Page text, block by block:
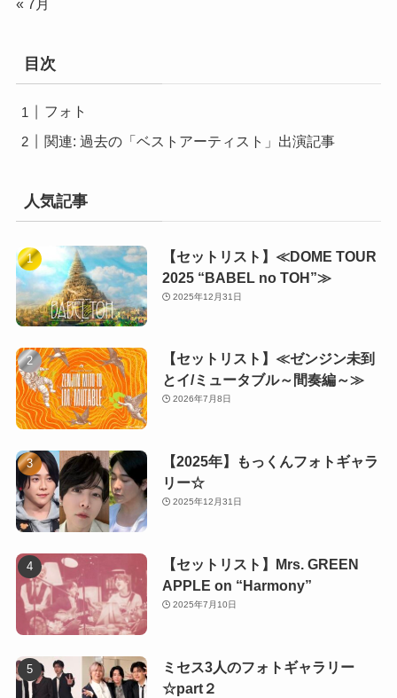
目次
フォト
関連: 過去の「ベストアーティスト」出演記事
人気記事
【セットリスト】≪DOME TOUR
2025 “BABEL no TOH”≫
2025年12月31日
【セットリスト】≪ゼンジン未到
とイ/ミュータブル～間奏編～≫
2026年7月8日
【2025年】もっくんフォトギャラ
リー☆
2025年12月31日
【セットリスト】Mrs. GREEN
APPLE on “Harmony”
2025年7月10日
ミセス3人のフォトギャラリー
☆part２